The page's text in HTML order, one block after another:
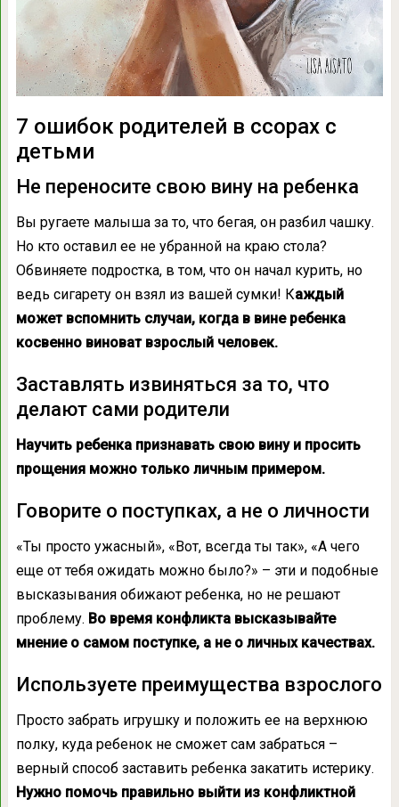
7 ошибок родителей в ссорах с
детьми
Не переносите свою вину на ребенка
Вы ругаете малыша за то, что бегая, он разбил чашку.
Но кто оставил ее не убранной на краю стола?
Обвиняете подростка, в том, что он начал курить, но
ведь сигарету он взял из вашей сумки! Каждый
может вспомнить случаи, когда в вине ребенка
косвенно виноват взрослый человек.
Заставлять извиняться за то, что
делают сами родители
Научить ребенка признавать свою вину и просить
прощения можно только личным примером.
Говорите о поступках, а не о личности
«Ты просто ужасный», «Вот, всегда ты так», «А чего
еще от тебя ожидать можно было?» – эти и подобные
высказывания обижают ребенка, но не решают
проблему. Во время конфликта высказывайте
мнение о самом поступке, а не о личных качествах.
Используете преимущества взрослого
Просто забрать игрушку и положить ее на верхнюю
полку, куда ребенок не сможет сам забраться –
верный способ заставить ребенка закатить истерику.
Нужно помочь правильно выйти из конфликтной